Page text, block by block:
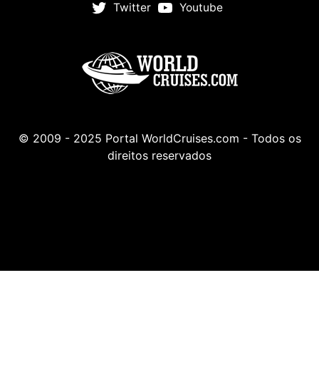
Twitter
Youtube
© 2009 - 2025 Portal WorldCruises.com - Todos os
direitos reservados